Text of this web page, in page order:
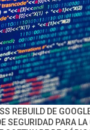
REBUILD DE
SEGURIDAD PARA LA